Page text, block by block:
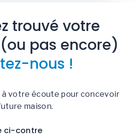
trouvé votre
pas encore)
nous !
votre écoute pour concevoir
maison.
ci-contre